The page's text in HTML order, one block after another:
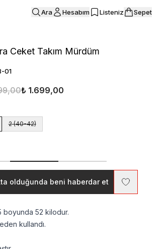
Ara Hesabım Listeniz Sepet
Ceket Takım Mürdüm
01
₺ 1.699,00
2 (40-42)
olduğunda beni haberdar et
boyunda 52 kilodur.
kullandı.